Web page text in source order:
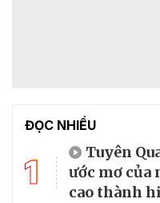
ĐỌC NHIỀU
1
Tuyên
ước mơ của
cao thành